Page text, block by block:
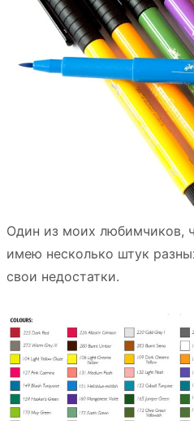
Один из моих любимчиков,
имею несколько штук
свои недостатки.